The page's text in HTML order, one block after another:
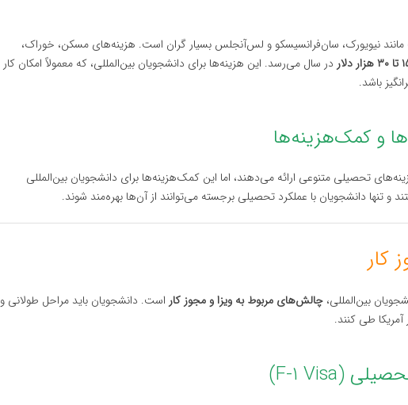
نیویورک، سان‌فرانسیسکو و لس‌آنجلس بسیار گران است. هزینه‌های مسکن، خوراک،
دلار
در سال می‌رسد. این هزینه‌ها برای دانشجویان بین‌المللی، که معمولاً امکان کار
باشد.
تحصیلی متنوعی ارائه می‌دهند، اما این کمک‌هزینه‌ها برای دانشجویان بین‌المللی
تنها دانشجویان با عملکرد تحصیلی برجسته می‌توانند از آن‌ها بهره‌مند شوند.
بین‌المللی، چالش‌های مربوط به ویزا و مجوز کار است. دانشجویان باید مراحل طولانی و
طی کنند.